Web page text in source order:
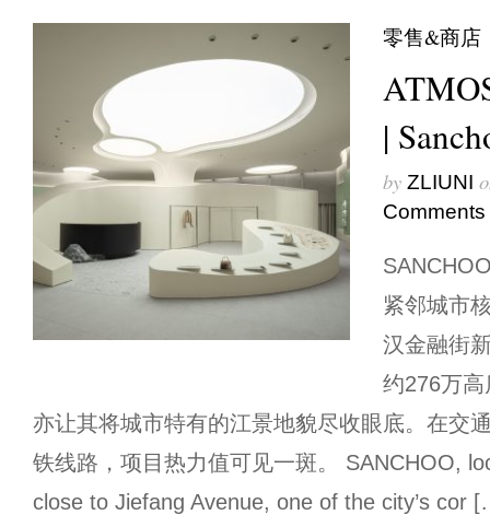
零售&商店
|
by ZLIUNI
Comments
紧邻城市
汉金融街
约276万
亦让其将城市特有的江景地貌尽收眼底。在交
铁线路，项目热力值可见一斑。 SANCHOO,
close to Jiefang Avenue, one of the city’s cor